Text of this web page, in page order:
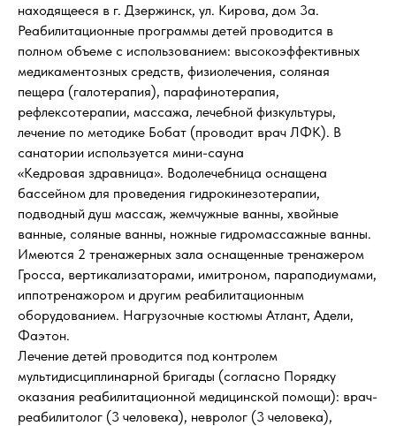
находящееся в г. Дзержинск, ул. Кирова, дом 3а.
Реабилитационные программы детей проводится в
полном объеме с использованием: высокоэффективных
медикаментозных средств, физиолечения, соляная
пещера (галотерапия), парафинотерапия,
рефлексотерапии, массажа, лечебной физкультуры,
лечение по методике Бобат (проводит врач ЛФК). В
санатории используется мини-сауна
«Кедровая здравница». Водолечебница оснащена
бассейном для проведения гидрокинезотерапии,
подводный душ массаж, жемчужные ванны, хвойные
ванные, соляные ванны, ножные гидромассажные ванны.
Имеются 2 тренажерных зала оснащенные тренажером
Гросса, вертикализаторами, имитроном, параподиумами,
иппотренажором и другим реабилитационным
оборудованием. Нагрузочные костюмы Атлант, Адели,
Фаэтон.
Лечение детей проводится под контролем
мультидисциплинарной бригады (согласно Порядку
оказания реабилитационной медицинской помощи): врач-
реабилитолог (3 человека), невролог (3 человека),